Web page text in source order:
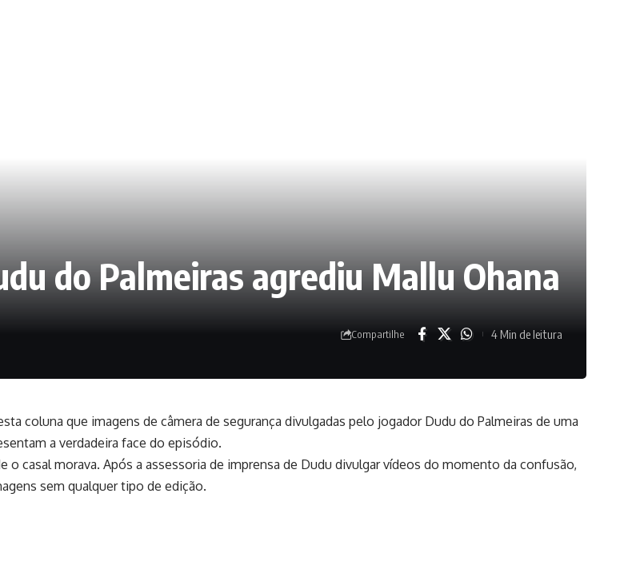
do Palmeiras agrediu Mallu Ohana
Compartilhe 4 Min de leitura
coluna que imagens de câmera de segurança divulgadas pelo jogador Dudu do Palmeiras de uma
a verdadeira face do episódio.
casal morava. Após a assessoria de imprensa de Dudu divulgar vídeos do momento da confusão,
sem qualquer tipo de edição.